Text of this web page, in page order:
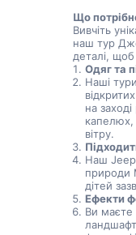
Що
Вивчіть
наш тур
деталі,
Одяг та
Наші
на
капелюх,
вітру.
Наш Jeep
природи
дітей
Ефекти
Ви маєте